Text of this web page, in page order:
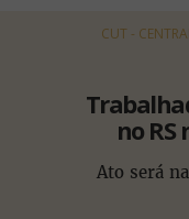
CUT -
no
Ato será